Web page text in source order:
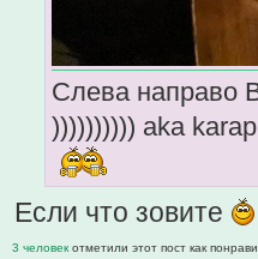
Слева направо
)))))))))) aka
Если что зовите
3 человек отметили этот пост как